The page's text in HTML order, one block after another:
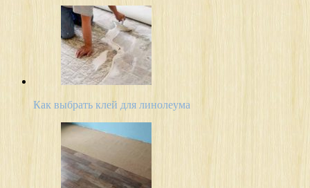
Как выбрать клей для линолеума